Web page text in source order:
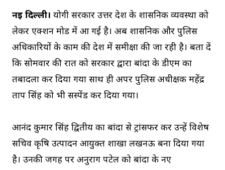
नई दिल्ली। योगी सरकार उत्तर प्रदेश के प्रशासनिक व्यवस्था को
लेकर एक्शन मोड में आ गई है। अब प्रशासनिक और पुलिस
अधिकारियों के काम की प्रदेश में समीक्षा की जा रही है। बता दें
कि सोमवार की रात को सरकार द्वारा बांदा के डीएम का
तबादला कर दिया गया साथ ही अपर पुलिस अधीक्षक महेंद्र
प्रताप सिंह को भी सस्पेंड कर दिया गया।
आनंद कुमार सिंह द्वितीय का बांदा से ट्रांसफर कर उन्हें विशेष
सचिव कृषि उत्पादन आयुक्त शाखा लखनऊ बना दिया गया
है। उनकी जगह पर अनुराग पटेल को बांदा के नए